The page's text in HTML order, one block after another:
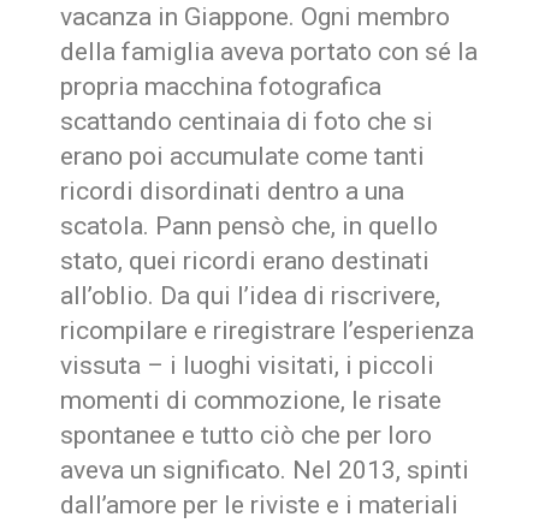
vacanza in Giappone. Ogni membro
della famiglia aveva portato con sé la
propria macchina fotografica
scattando centinaia di foto che si
erano poi accumulate come tanti
ricordi disordinati dentro a una
scatola. Pann pensò che, in quello
stato, quei ricordi erano destinati
all’oblio. Da qui l’idea di riscrivere,
ricompilare e riregistrare l’esperienza
vissuta – i luoghi visitati, i piccoli
momenti di commozione, le risate
spontanee e tutto ciò che per loro
aveva un significato. Nel 2013, spinti
dall’amore per le riviste e i materiali